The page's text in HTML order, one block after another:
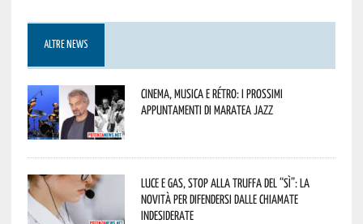
ALTRE NEWS
Cinema, musica e rétro: i prossimi
appuntamenti di Maratea Jazz
Luce e gas, stop alla truffa del “Sì”: la
novità per difendersi dalle chiamate
indesiderate